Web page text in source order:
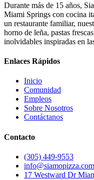
Durante más de 15 años,
Miami Springs con cocina
un restaurante familiar,
horno de leña, pastas
inolvidables inspiradas en
Enlaces Rápidos
Inicio
Comunidad
Empleos
Sobre Nosotros
Contáctanos
Contacto
(305) 449-9553
info@siamopizza.com
17 Westward Dr